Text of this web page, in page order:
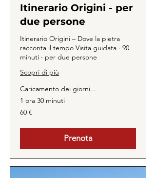
Itinerario Origini - per
due persone
Itinerario Origini – Dove la pietra
racconta il tempo Visita guidata · 90
minuti · per due persone
Scopri di più
Caricamento dei giorni...
1 ora 30 minuti
60
euro
60 €
Prenota